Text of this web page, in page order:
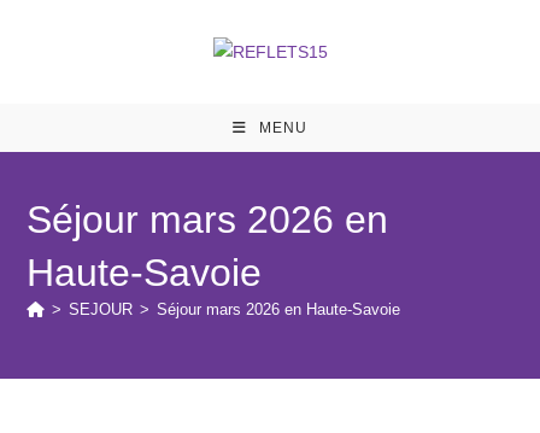
MENU
Séjour mars 2026 en
Haute-Savoie
> SEJOUR > Séjour mars 2026 en Haute-Savoie